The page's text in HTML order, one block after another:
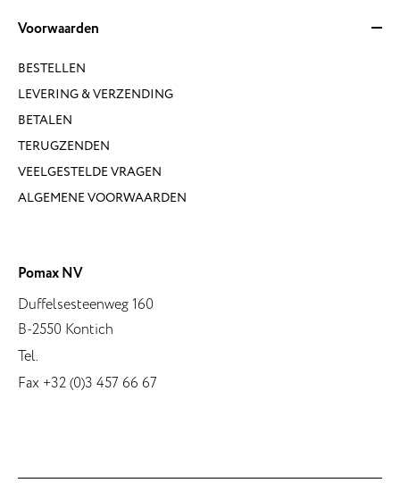
Voorwaarden
BESTELLEN
LEVERING & VERZENDING
BETALEN
TERUGZENDEN
VEELGESTELDE VRAGEN
ALGEMENE VOORWAARDEN
Pomax NV
Duffelsesteenweg 160
B-2550 Kontich
Tel.
Fax +32 (0)3 457 66 67